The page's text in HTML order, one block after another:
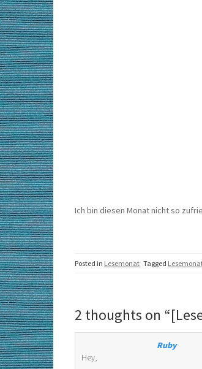
Ich bin diesen Monat nicht so
Posted in Lesemonat Tagged
2 thoughts on “
Ruby
Hey,